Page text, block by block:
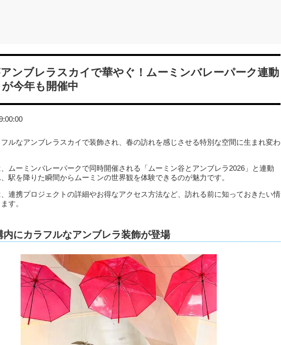
ンブレラスカイで華やぐ！ムーミンバレーパーク連動
今年も開催中
ルなアンブレラスカイで装飾され、春の訪れを感じさせる特別な空間に生まれ変わ
ムーミンバレーパークで同時開催される「ムーミン谷とアンブレラ2026」と連動
駅を降りた瞬間からムーミンの世界観を体験できるのが魅力です。
連携プロジェクトの詳細やお得なアクセス方法など、訪れる前に知っておきたい情
す。
内にカラフルなアンブレラ装飾が登場